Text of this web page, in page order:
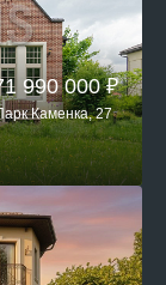
990 000 ₽
Каменка, 27